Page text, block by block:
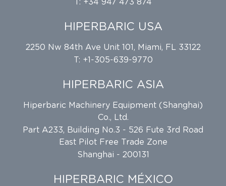
T: +34 947 473 874
HIPERBARIC USA
2250 Nw 84th Ave Unit 101, Miami, FL 33122
T: +1-305-639-9770
HIPERBARIC ASIA
Hiperbaric Machinery Equipment (Shanghai)
Co., Ltd.
Part A233, Building No.3 - 526 Fute 3rd Road
East Pilot Free Trade Zone
Shanghai - 200131
HIPERBARIC MÉXICO